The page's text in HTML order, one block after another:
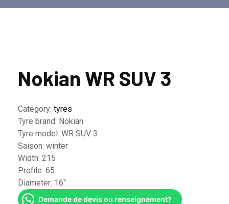
Nokian WR SUV 3
Category: tyres
Tyre brand: Nokian
Tyre model: WR SUV 3
Saison: winter
Width: 215
Profile: 65
Diameter: 16''
Demande de devis ou renseignement?